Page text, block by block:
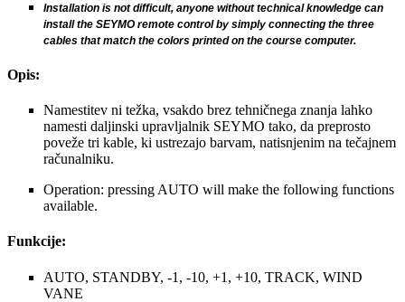
Installation is not difficult, anyone without technical knowledge can
install the SEYMO remote control by simply connecting the three
cables that match the colors printed on the course computer.
Opis:
Namestitev ni težka, vsakdo brez tehničnega znanja lahko
namesti daljinski upravljalnik SEYMO tako, da preprosto
poveže tri kable, ki ustrezajo barvam, natisnjenim na tečajnem
računalniku.
Operation: pressing AUTO will make the following functions
available.
Funkcije:
AUTO, STANDBY, -1, -10, +1, +10, TRACK, WIND
VANE